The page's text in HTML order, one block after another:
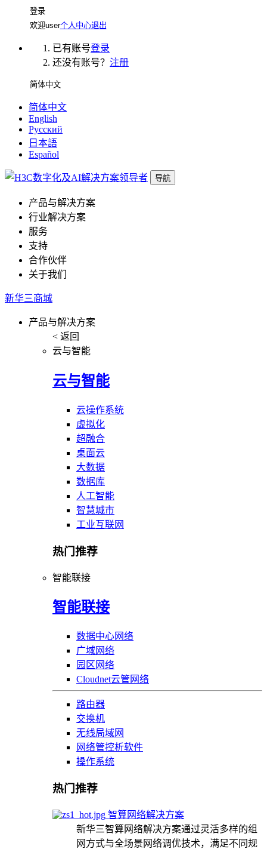
登录
欢迎user个人中心退出
已有账号登录
还没有账号？ 注册
简体中文
简体中文
English
Русский
日本語
Español
导航
产品与解决方案
行业解决方案
服务
支持
合作伙伴
关于我们
新华三商城
产品与解决方案
< 返回
云与智能
云与智能
云操作系统
虚拟化
超融合
桌面云
大数据
数据库
人工智能
智慧城市
工业互联网
热门推荐
智能联接
智能联接
数据中心网络
广域网络
园区网络
Cloudnet云管网络
路由器
交换机
无线局域网
网络管控析软件
操作系统
热门推荐
智算网络解决方案
新华三智算网络解决方案通过灵活多样的组
网方式与全场景网络调优技术，满足不同规